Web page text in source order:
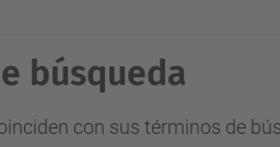
búsqueda
con sus términos de